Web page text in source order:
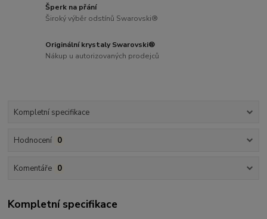
Šperk na přání
Široký výběr odstínů Swarovski®
Originální krystaly Swarovski®
Nákup u autorizovaných prodejců
Kompletní specifikace
Hodnocení 0
Komentáře 0
Kompletní specifikace